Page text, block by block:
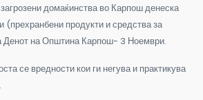
домаќинства во Карпош денеска
(прехранбени продукти и средства за
Денот на Општина Карпош- 3 Ноември.
се вредности кои ги негува и практикува